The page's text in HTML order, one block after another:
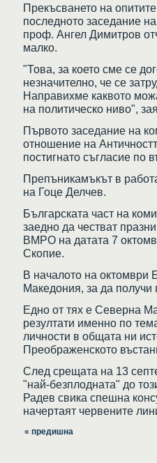
Прекъсването на
последното заседание
проф. Ангел Димитров
малко.
"Това, за което сме се
незначително, че се
Направихме каквото
на политическо ниво",
Първото заседание на
отношение на
постигнато съгласие по
Препъникамъкът в
на Гоце Делчев.
Българската част на
заедно да честват
ВМРО на датата 7
Скопие.
В началото на октомври
Македония, за да получи
Едно от тях е Северна
резултати именно по
личности в общата ни
Преображенското
След срещата на 13
"най-безплодната" до
Радев свика спешна
начертаят червените
« предишна